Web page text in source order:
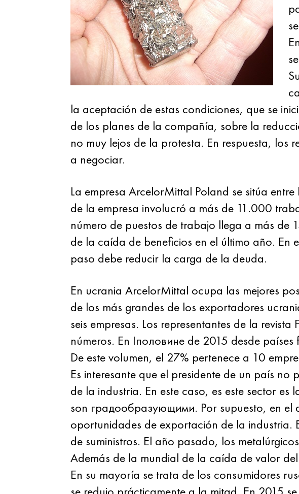
la aceptación de estas condiciones, que se
de los planes de la compañía, sobre la
no muy lejos de la protesta. En respuesta, los
a negociar.
La empresa ArcelorMittal Poland se sitúa
de la empresa involucró a más de 11.000
número de puestos de trabajo llega a más
de la caída de beneficios en el último año. En
paso debe reducir la carga de la deuda.
En ucrania ArcelorMittal ocupa las mejores
de los más grandes de los exportadores
seis empresas. Los representantes de la
números. En Іполовине de 2015 desde
De este volumen, el 27% pertenece a 10
Es interesante que el presidente de un país
de la industria. En este caso, es este sector
son градообразующими. Por supuesto, en el
oportunidades de exportación de la industria.
de suministros. El año pasado, los
Además de la mundial de la caída de valor
En su mayoría se trata de los consumidores